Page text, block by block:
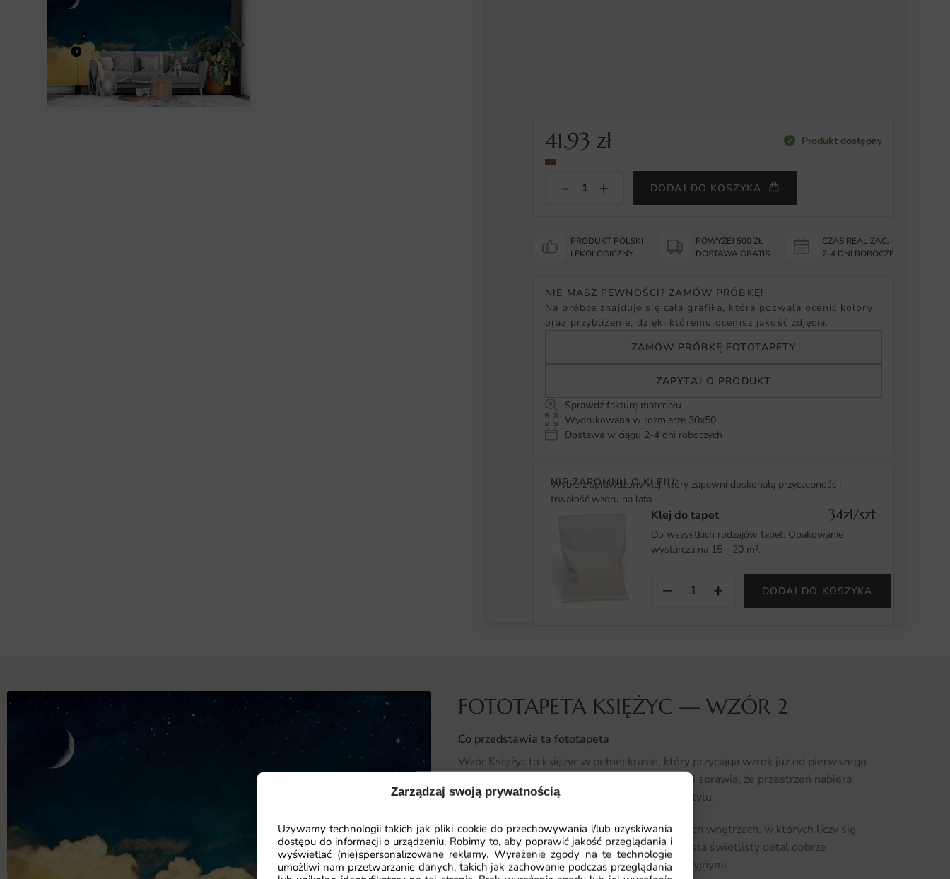
Zarządzaj swoją prywatnością
Używamy technologii takich jak pliki cookie do przechowywania i/lub uzyskiwania
dostępu do informacji o urządzeniu. Robimy to, aby poprawić jakość przeglądania i
wyświetlać (nie)spersonalizowane reklamy. Wyrażenie zgody na te technologie
umożliwi nam przetwarzanie danych, takich jak zachowanie podczas przeglądania
41.93zł Produkt dostępny
DODAJ DO KOSZYKA
PRODUKT POLSKI
I EKOLOGICZNY
POWYŻEJ 500 ZŁ
DOSTAWA GRATIS
CZAS REALIZACJI
2-4 DNI ROBOCZE
NIE MASZ PEWNOŚCI? ZAMÓW PRÓBKĘ!
Na próbce znajduje się cała grafika, która pozwala ocenić kolory
oraz przybliżenie, dzięki któremu ocenisz jakość zdjęcia.
ZAMÓW PRÓBKĘ FOTOTAPETY
ZAPYTAJ O PRODUKT
Sprawdź fakturę materiału
Wydrukowana w rozmiarze 30x50
Dostawa w ciągu 2-4 dni roboczych
NIE ZAPOMNIJ O KLEJU!
Wybierz sprawdzony klej, który zapewni doskonałą przyczepność i
trwałość wzoru na lata.
Klej do tapet 34zł/szt
Do wszystkich rodzajów tapet. Opakowanie
wystarcza na 15 - 20 m².
− + DODAJ DO KOSZYKA
FOTOTAPETA KSIĘŻYC — WZÓR 2
Co przedstawia ta fototapeta
Wzór Księżyc to księżyc w pełnej krasie, który przyciąga wzrok już od pierwszego
spojrzenia. Kompozycja oddaje nocna sceneria i sprawia, że przestrzeń nabiera
wyrazistego charakteru oraz indywidualnego stylu.
Motyw zaprojektowano z myślą o nowoczesnych wnętrzach, w których liczy się
równowaga między estetyką a funkcją. Wyrazista świetlisty detal dobrze
komponuje się z różnorodnymi stylami aranżacyjnymi.